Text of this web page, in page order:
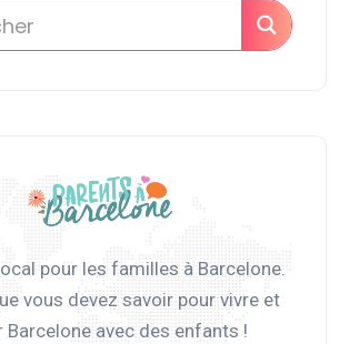
pour les familles à Barcelone.
vous devez savoir pour vivre et
Barcelone avec des enfants !